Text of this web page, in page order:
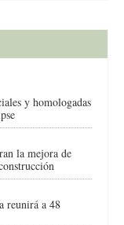
y homologadas
la mejora de
reunirá a 48